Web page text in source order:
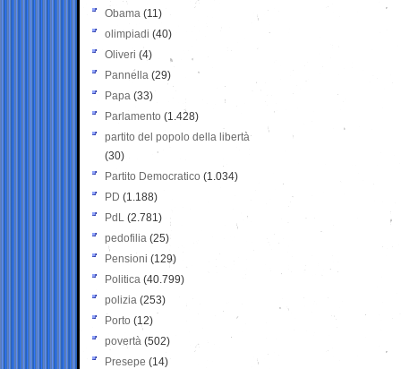
Obama (11)
olimpiadi (40)
Oliveri (4)
Pannella (29)
Papa (33)
Parlamento (1.428)
partito del popolo della libertà
(30)
Partito Democratico (1.034)
PD (1.188)
PdL (2.781)
pedofilia (25)
Pensioni (129)
Politica (40.799)
polizia (253)
Porto (12)
povertà (502)
Presepe (14)